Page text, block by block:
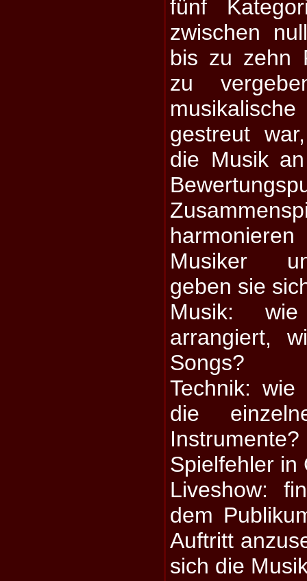
fünf
zwischen
bis zu zehn
zu
gestreut
die Musik
Musiker
geben sie
Musik:
arrangiert,
Songs?
Technik: wie
die
Spielfehler in
Liveshow:
dem
Auftritt
sich die